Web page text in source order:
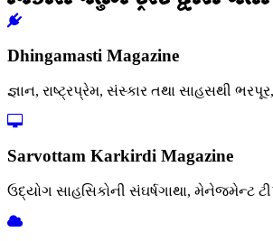
Dhingamasti Magazine
જ્ઞાન, રાષ્ટ્રપ્રેમ, સંસ્કાર તથા સાહસથી
Sarvottam Karkirdi Magazine
ઉદ્યોગ સાહસિકોની સંઘર્ષગાથા, મેનેજમેન્ટ